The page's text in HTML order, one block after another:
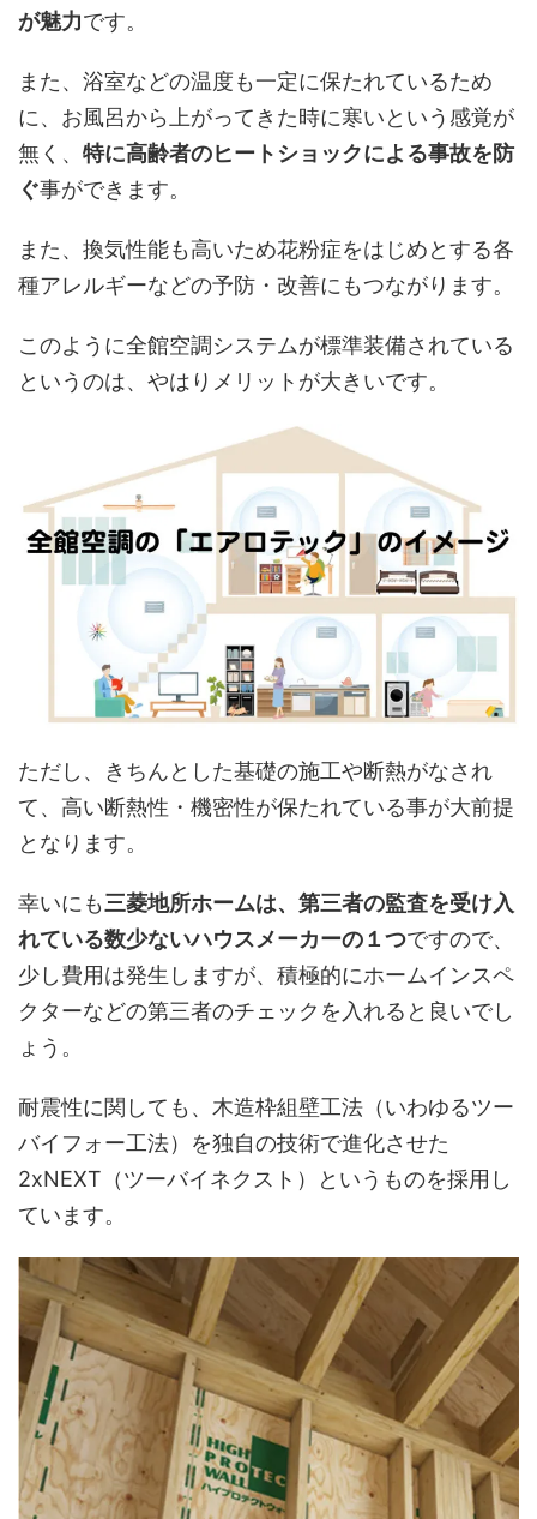
が魅力です。
また、浴室などの温度も一定に保たれているため
に、お風呂から上がってきた時に寒いという感覚が
無く、 特に高齢者のヒートショックによる事故を防
ぐ事ができます。
また、換気性能も高いため花粉症をはじめとする各
種アレルギーなどの予防・改善にもつながります。
このように全館空調システムが標準装備されている
というのは、やはりメリットが大きいです。
ただし、きちんとした基礎の施工や断熱がなされ
て、高い断熱性・機密性が保たれている事が大前提
となります。
幸いにも三菱地所ホームは、第三者の監査を受け入
れている数少ないハウスメーカーの１つですので、
少し費用は発生しますが、積極的にホームインスペ
クターなどの第三者のチェックを入れると良いでし
ょう。
耐震性に関しても、木造枠組壁工法（いわゆるツー
バイフォー工法）を独自の技術で進化させた
2xNEXT（ツーバイネクスト）というものを採用し
ています。